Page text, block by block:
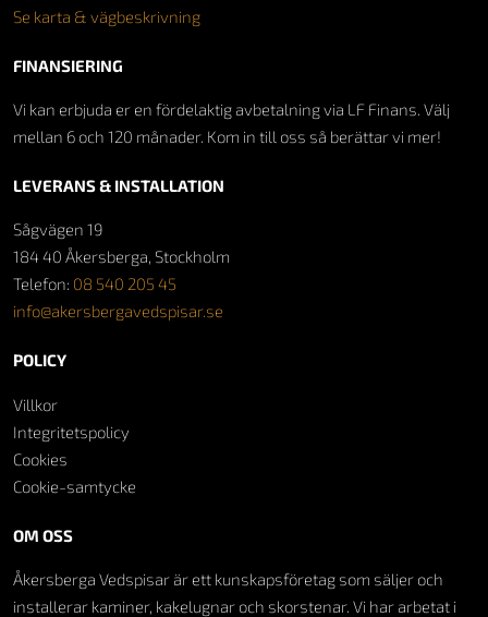
OM OSS
Åkersberga Vedspisar är ett kunskapsföretag som säljer och
installerar kaminer, kakelugnar och skorstenar. Vi har arbetat i
Se karta & vägbeskrivning
FINANSIERING
Vi kan erbjuda er en fördelaktig avbetalning via LF Finans. Välj
mellan 6 och 120 månader. Kom in till oss så berättar vi mer!
LEVERANS & INSTALLATION
Sågvägen 19
184 40 Åkersberga, Stockholm
Telefon: 08 540 205 45
info@akersbergavedspisar.se
POLICY
Villkor
Integritetspolicy
Cookies
Cookie-samtycke